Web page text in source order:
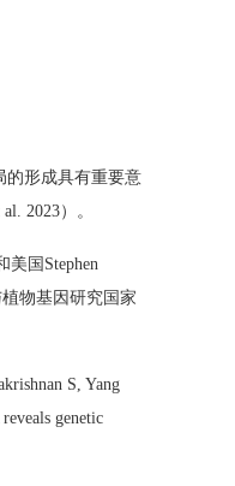
的形成具有重要意
2023）。
国Stephen
物基因研究国家
S, Yang
genetic